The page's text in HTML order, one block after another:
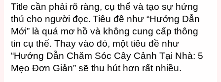
Title cần phải rõ ràng, cụ thể và tạo sự hứng
thú cho người đọc. Tiêu đề như “Hướng Dẫn
Mới” là quá mơ hồ và không cung cấp thông
tin cụ thể. Thay vào đó, một tiêu đề như
“Hướng Dẫn Chăm Sóc Cây Cảnh Tại Nhà: 5
Mẹo Đơn Giản” sẽ thu hút hơn rất nhiều.